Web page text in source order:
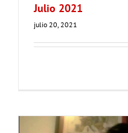
Julio 2021
julio 20, 2021